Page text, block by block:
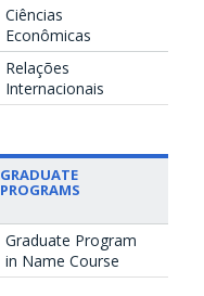
Ciências
Econômicas
Relações
Internacionais
GRADUATE
PROGRAMS
Graduate Program
in Name Course